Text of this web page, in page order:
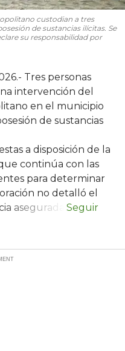
custodian a tres
de sustancias ilícitas. Se
su responsabilidad por
Tres personas
intervención del
en el municipio
de sustancias
a disposición de la
continúa con las
para determinar
no detalló el
asegurada.